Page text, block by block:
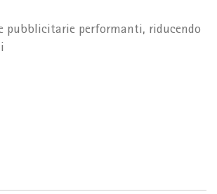
pubblicitarie performanti, riducendo